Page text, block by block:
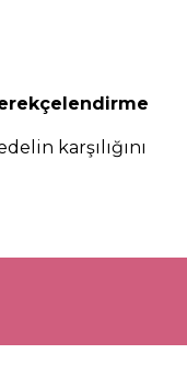
karşılığını